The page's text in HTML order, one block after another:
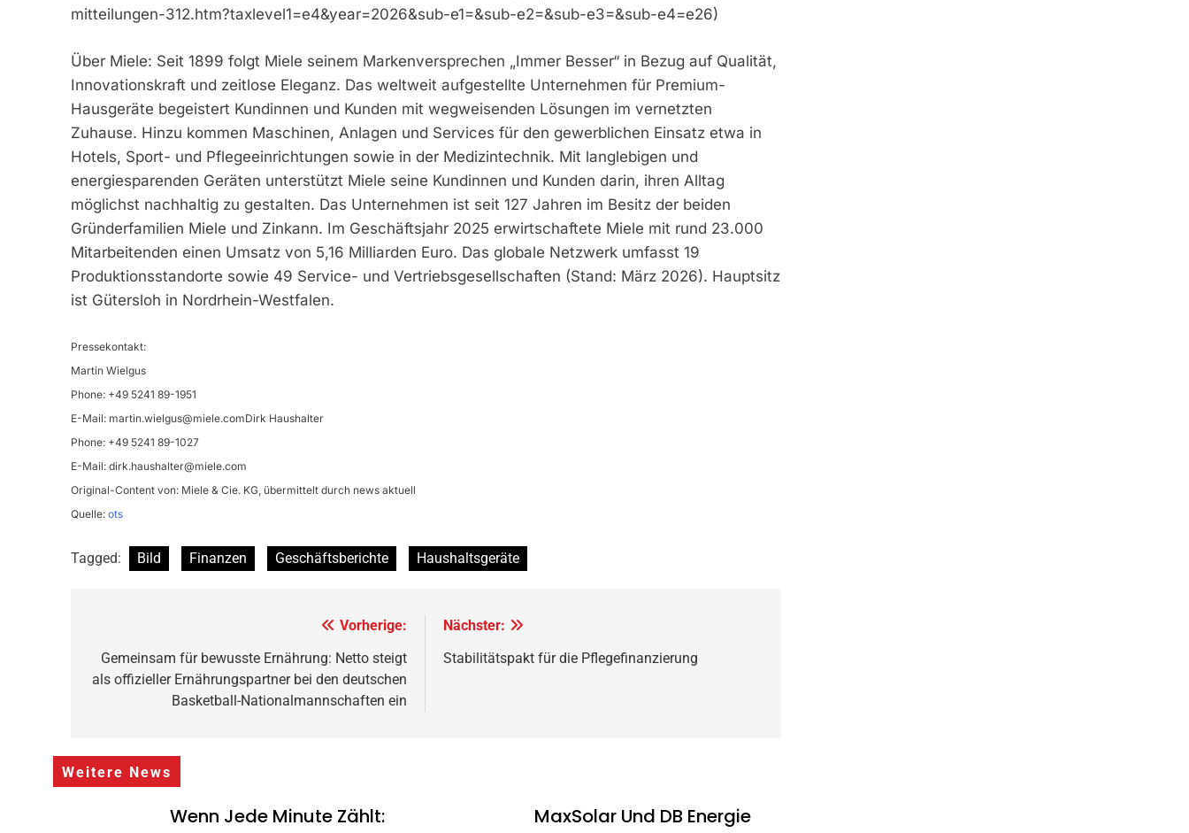
mitteilungen-312.htm?taxlevel1=e4&year=2026&sub-e1=&sub-e2=&sub-e3=&sub-e4=e26)
Über Miele: Seit 1899 folgt Miele seinem Markenversprechen „Immer Besser“ in Bezug auf Qualität,
Innovationskraft und zeitlose Eleganz. Das weltweit aufgestellte Unternehmen für Premium-
Hausgeräte begeistert Kundinnen und Kunden mit wegweisenden Lösungen im vernetzten
Zuhause. Hinzu kommen Maschinen, Anlagen und Services für den gewerblichen Einsatz etwa in
Hotels, Sport- und Pflegeeinrichtungen sowie in der Medizintechnik. Mit langlebigen und
energiesparenden Geräten unterstützt Miele seine Kundinnen und Kunden darin, ihren Alltag
möglichst nachhaltig zu gestalten. Das Unternehmen ist seit 127 Jahren im Besitz der beiden
Gründerfamilien Miele und Zinkann. Im Geschäftsjahr 2025 erwirtschaftete Miele mit rund 23.000
Mitarbeitenden einen Umsatz von 5,16 Milliarden Euro. Das globale Netzwerk umfasst 19
Produktionsstandorte sowie 49 Service- und Vertriebsgesellschaften (Stand: März 2026). Hauptsitz
ist Gütersloh in Nordrhein-Westfalen.
Pressekontakt:
Martin Wielgus
Phone: +49 5241 89-1951
E-Mail: martin.wielgus@miele.comDirk Haushalter
Phone: +49 5241 89-1027
E-Mail: dirk.haushalter@miele.com
Original-Content von: Miele & Cie. KG, übermittelt durch news aktuell
Quelle: ots
Tagged: Bild Finanzen Geschäftsberichte Haushaltsgeräte
Vorherige:
Gemeinsam für bewusste Ernährung: Netto steigt
als offizieller Ernährungspartner bei den deutschen
Basketball-Nationalmannschaften ein
Nächster:
Stabilitätspakt für die Pflegefinanzierung
Weitere News
Wenn Jede Minute Zählt:
MaxSolar Und DB Energie